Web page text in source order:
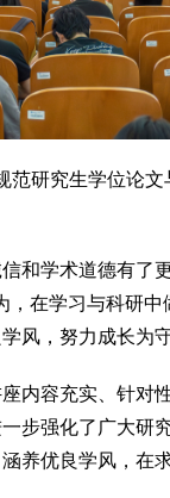
究生学位论
学术道德有了
在学习与科研
，努力成长为
容充实、针对
步强化了广大
优良学风，在